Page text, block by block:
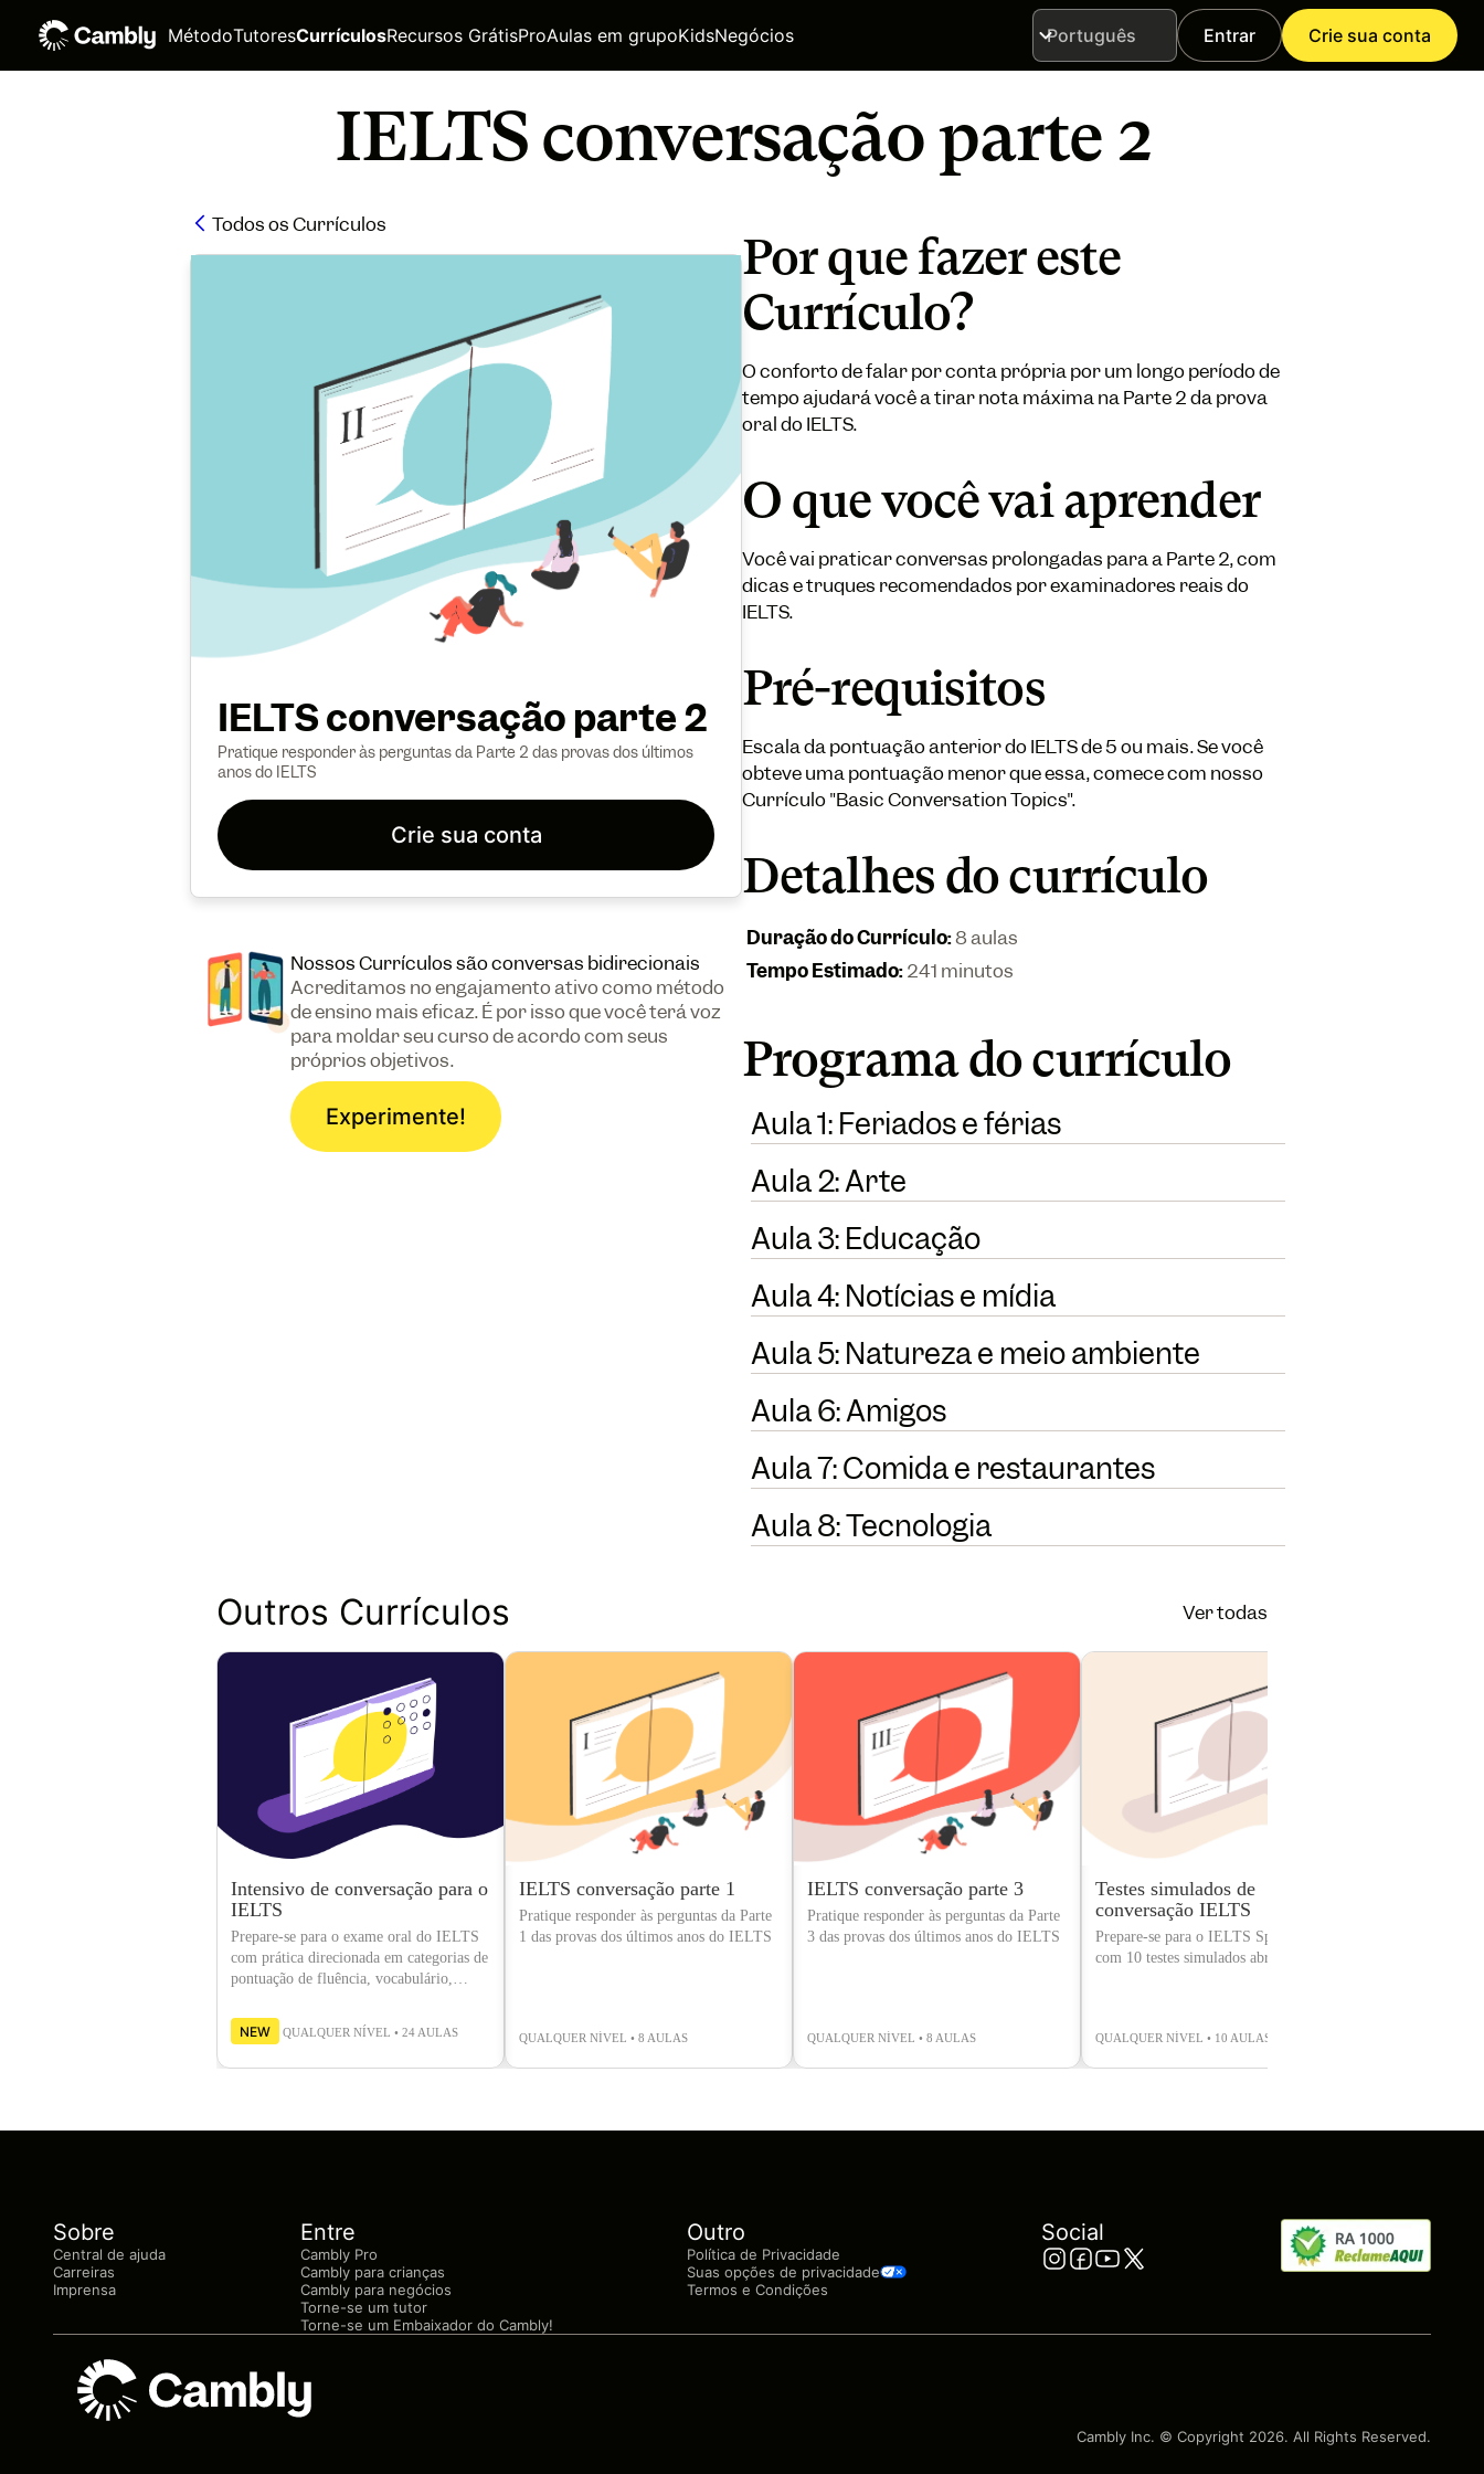
MétodoTutoresCurrículosRecursos GrátisProAulas em grupoKidsNegócios Idioma Entrar Crie sua conta
IELTS conversação parte 2
Todos os Currículos
IELTS conversação parte 2
Pratique responder às perguntas da Parte 2 das provas dos últimos
anos do IELTS
Crie sua conta
Nossos Currículos são conversas bidirecionais
Acreditamos no engajamento ativo como método
de ensino mais eficaz. É por isso que você terá voz
para moldar seu curso de acordo com seus
próprios objetivos.
Experimente!
Por que fazer este
Currículo?
O conforto de falar por conta própria por um longo período de
tempo ajudará você a tirar nota máxima na Parte 2 da prova
oral do IELTS.
O que você vai aprender
Você vai praticar conversas prolongadas para a Parte 2, com
dicas e truques recomendados por examinadores reais do
IELTS.
Pré-requisitos
Escala da pontuação anterior do IELTS de 5 ou mais. Se você
obteve uma pontuação menor que essa, comece com nosso
Currículo "Basic Conversation Topics".
Detalhes do currículo
Duração do Currículo:8 aulas
Tempo Estimado:241 minutos
Programa do currículo
Aula 1: Feriados e férias
Aula 2: Arte
Aula 3: Educação
Aula 4: Notícias e mídia
Aula 5: Natureza e meio ambiente
Aula 6: Amigos
Aula 7: Comida e restaurantes
Aula 8: Tecnologia
Outros Currículos Ver todas
Intensivo de conversação para o
IELTS
Prepare-se para o exame oral do IELTS
com prática direcionada em categorias de
pontuação de fluência, vocabulário,
NEW
QUALQUER NÍVEL • 24 AULAS
IELTS conversação parte 1
Pratique responder às perguntas da Parte
1 das provas dos últimos anos do IELTS
QUALQUER NÍVEL • 8 AULAS
IELTS conversação parte 3
Pratique responder às perguntas da Parte
3 das provas dos últimos anos do IELTS
QUALQUER NÍVEL • 8 AULAS
Testes simulados de
conversação IELTS
Prepare-se para o IELTS Speaking Exam
com 10 testes simulados abrangentes
QUALQUER NÍVEL • 10 AULAS
Sobre
Central de ajuda
Carreiras
Imprensa
Entre
Cambly Pro
Cambly para crianças
Cambly para negócios
Torne-se um tutor
Torne-se um Embaixador do Cambly!
Outro
Política de Privacidade
Suas opções de privacidade
Termos e Condições
Social
Cambly Inc. © Copyright 2026. All Rights Reserved.